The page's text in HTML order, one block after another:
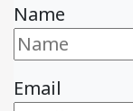
Name
Email